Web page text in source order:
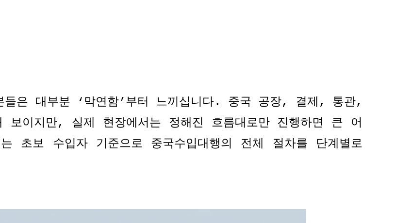
들은 대부분 ‘ 막연함’부터 느끼십니다. 중국 공장, 결제 , 통관,
보이지만, 실제 현장에서는 정해진 흐름대로만 진행하면 큰 어
초보 수입자 기준으로 중국수입대행의 전체 절차를 단계별로